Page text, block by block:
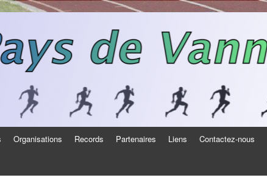
Organisations Records Partenaires Liens Contactez-nous